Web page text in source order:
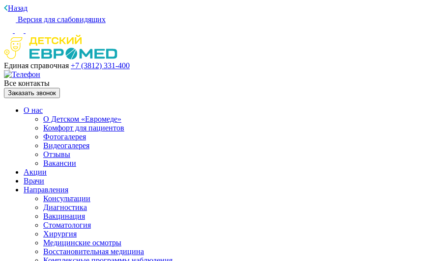
Назад
Версия для слабовидящих
Единая справочная +7 (3812) 331-400
Все контакты
Заказать звонок
О нас
О Детском «Евромеде»
Комфорт для пациентов
Фотогалерея
Видеогалерея
Отзывы
Вакансии
Акции
Врачи
Направления
Консультации
Диагностика
Вакцинация
Стоматология
Хирургия
Медицинские осмотры
Восстановительная медицина